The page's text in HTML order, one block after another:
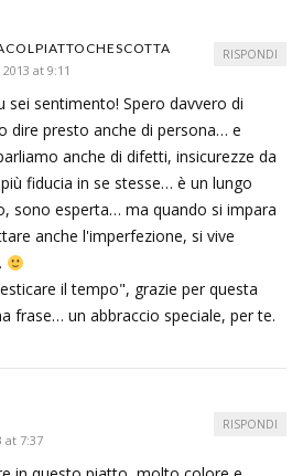
at 9:11
sei sentimento! Spero davvero di
dire presto anche di persona… e
anche di difetti, insicurezze da
fiducia in se stesse… è un lungo
sono esperta… ma quando si impara
anche l'imperfezione, si vive
il tempo", grazie per questa
frase… un abbraccio speciale, per te.
RISPONDI
at 7:37
RISPONDI